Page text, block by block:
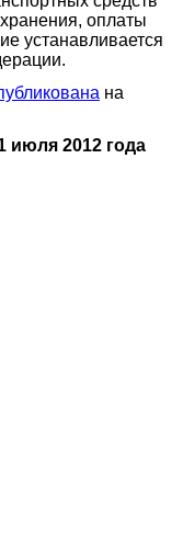
оплаты
устанавливается
на
июля 2012 года